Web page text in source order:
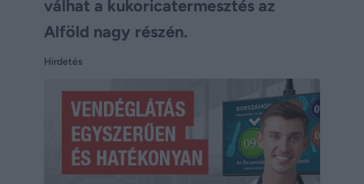
válhat a kukoricatermesztés az
Alföld nagy részén.
Hirdetés